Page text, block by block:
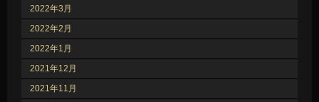
2022年3月
2022年2月
2022年1月
2021年12月
2021年11月